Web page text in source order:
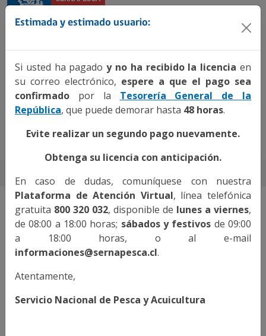
800 320 032 Contáctenos Nuestras Oficinas
Venta y emisión de licencias de pesca
recreativa y pesca submarina.
Estimada y estimado usuario:
Si usted ha pagadoy no ha recibido la licencia en
su correo electrónico, espere a que el pago sea
confirmado por la Tesorería General de la
República, que puede demorar hasta 48 horas.
Evite realizar un segundo pago nuevamente.
Obtenga su licencia con anticipación.
En caso de dudas, comuníquese con nuestra
Plataforma de Atención Virtual, línea telefónica
gratuita 800 320 032, disponible de lunes a viernes,
de 08:00 a 18:00 horas; sábados y festivos de 09:00
a 18:00 horas, o al e-mail
informaciones@sernapesca.cl.
Atentamente,
Servicio Nacional de Pesca y Acuicultura